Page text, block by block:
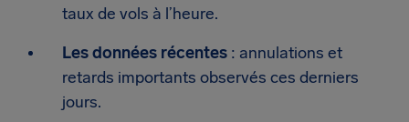
taux de vols à l’heure.
Les données récentes : annulations et
retards importants observés ces derniers
jours.